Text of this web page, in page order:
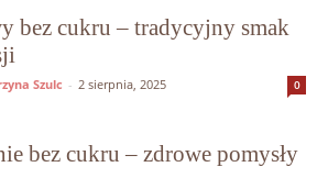
bez cukru – tradycyjny smak
Szulc - 2 sierpnia, 2025 0
bez cukru – zdrowe pomysły